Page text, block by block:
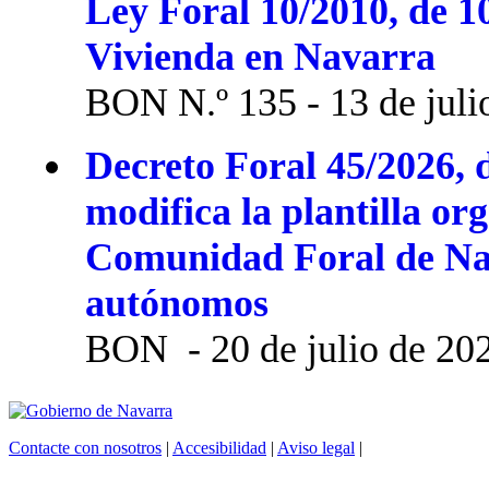
Ley Foral 10/2010, de
Vivienda en Navarra
BON N.º 135 - 13 de
Decreto Foral 45/2026,
modifica la plantilla
Comunidad Foral de
autónomos
BON - 20 de julio de
Contacte con nosotros | Accesibilidad | Aviso legal |